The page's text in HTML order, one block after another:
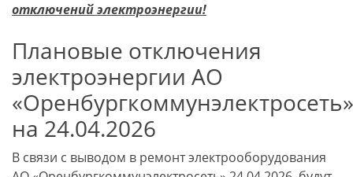
отключений электроэнергии!
Плановые отключения
электроэнергии АО
«Оренбургкоммунэлектросеть»
на 24.04.2026
В связи с выводом в ремонт электрооборудования